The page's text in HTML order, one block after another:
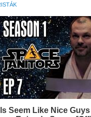
Seem Like Nice